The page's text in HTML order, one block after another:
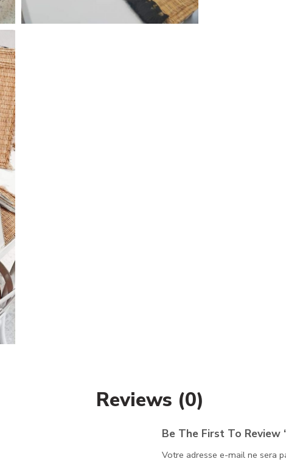
Reviews (0)
Be The First To Review
Votre adresse e-mail ne sera